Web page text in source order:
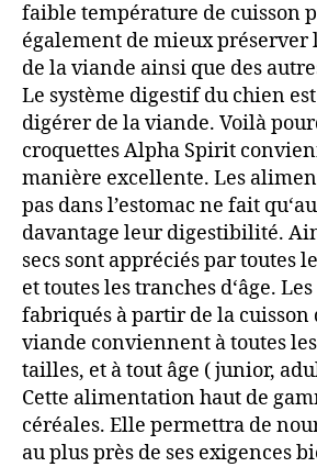
faible température de cuisson
également de mieux
de la viande ainsi que des
Le système digestif du chien
digérer de la viande. Voilà
croquettes Alpha Spirit
manière excellente. Les
pas dans l’estomac ne fait
davantage leur digestibilité.
secs sont appréciés par toutes
et toutes les tranches d‘âge.
fabriqués à partir de la cuisson
viande conviennent à toutes
tailles, et à tout âge ( junior,
Cette alimentation haut de
céréales. Elle permettra de
au plus près de ses exigences